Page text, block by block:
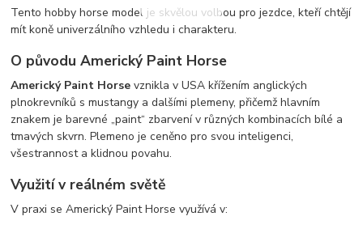
Tento hobby horse model je skvělou volbou pro jezdce, kteří chtějí
mít koně univerzálního vzhledu i charakteru.
O původu Americký Paint Horse
Americký Paint Horse vznikla v USA křížením anglických
plnokrevníků s mustangy a dalšími plemeny, přičemž hlavním
znakem je barevné „paint“ zbarvení v různých kombinacích bílé a
tmavých skvrn. Plemeno je ceněno pro svou inteligenci,
všestrannost a klidnou povahu.
Využití v reálném světě
V praxi se Americký Paint Horse využívá v: